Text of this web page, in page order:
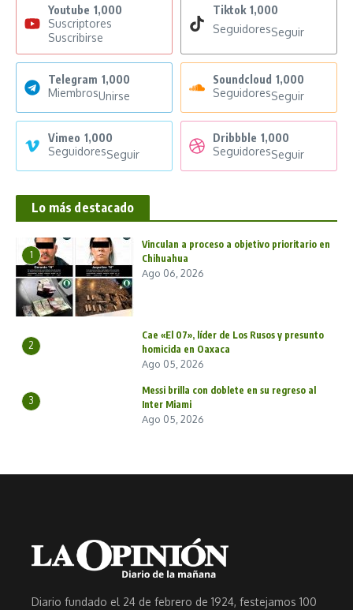
Youtube 1,000
Suscriptores
Suscribirse
Tiktok 1,000
SeguidoresSeguir
Telegram 1,000
MiembrosUnirse
Soundcloud 1,000
SeguidoresSeguir
Vimeo 1,000
SeguidoresSeguir
Dribbble 1,000
SeguidoresSeguir
Lo más destacado
1
Vinculan a proceso a objetivo prioritario en
Chihuahua
Ago 06, 2026
2
Cae «El 07», líder de Los Rusos y presunto
homicida en Oaxaca
Ago 05, 2026
3
Messi brilla con doblete en su regreso al
Inter Miami
Ago 05, 2026
Diario fundado el 24 de febrero de 1924, festejamos 100